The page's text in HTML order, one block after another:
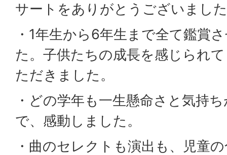
サートをありがとうございまし
・1年生から6年生まで全て鑑賞
た。子供たちの成長を感じられ
ただきました。
・どの学年も一生懸命さと気持
で、感動しました。
・曲のセレクトも演出も、児童